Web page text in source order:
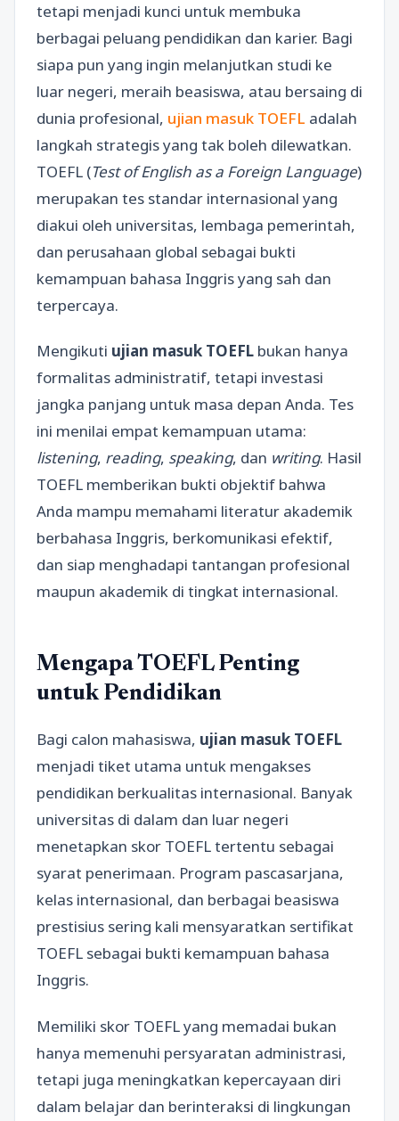
tetapi menjadi kunci untuk membuka
berbagai peluang pendidikan dan karier. Bagi
siapa pun yang ingin melanjutkan studi ke
luar negeri, meraih beasiswa, atau bersaing di
dunia profesional, ujian masuk TOEFL adalah
langkah strategis yang tak boleh dilewatkan.
TOEFL (Test of English as a Foreign Language)
merupakan tes standar internasional yang
diakui oleh universitas, lembaga pemerintah,
dan perusahaan global sebagai bukti
kemampuan bahasa Inggris yang sah dan
terpercaya.
Mengikuti ujian masuk TOEFL bukan hanya
formalitas administratif, tetapi investasi
jangka panjang untuk masa depan Anda. Tes
ini menilai empat kemampuan utama:
listening, reading, speaking, dan writing. Hasil
TOEFL memberikan bukti objektif bahwa
Anda mampu memahami literatur akademik
berbahasa Inggris, berkomunikasi efektif,
dan siap menghadapi tantangan profesional
maupun akademik di tingkat internasional.
Mengapa TOEFL Penting
untuk Pendidikan
Bagi calon mahasiswa, ujian masuk TOEFL
menjadi tiket utama untuk mengakses
pendidikan berkualitas internasional. Banyak
universitas di dalam dan luar negeri
menetapkan skor TOEFL tertentu sebagai
syarat penerimaan. Program pascasarjana,
kelas internasional, dan berbagai beasiswa
prestisius sering kali mensyaratkan sertifikat
TOEFL sebagai bukti kemampuan bahasa
Inggris.
Memiliki skor TOEFL yang memadai bukan
hanya memenuhi persyaratan administrasi,
tetapi juga meningkatkan kepercayaan diri
dalam belajar dan berinteraksi di lingkungan